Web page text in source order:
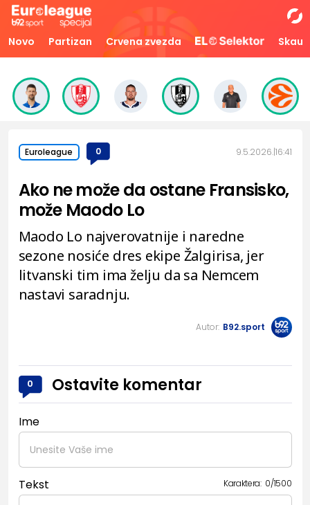
Novo Partizan Crvena zvezda Skaut
Euroleague 0 9.5.2026. 16:41
Ako ne može da ostane Fransisko,
može Maodo Lo
Maodo Lo najverovatnije i naredne
sezone nosiće dres ekipe Žalgirisa, jer
litvanski tim ima želju da sa Nemcem
nastavi saradnju.
Autor: B92.sport
0 Ostavite komentar
Ime
Tekst Karaktera: 0/1500